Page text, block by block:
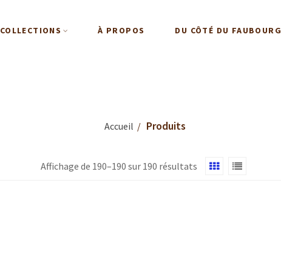
COLLECTIONS À PROPOS DU CÔTÉ DU FAUBOURG
Accueil Produits
Affichage de 190–190 sur 190 résultats